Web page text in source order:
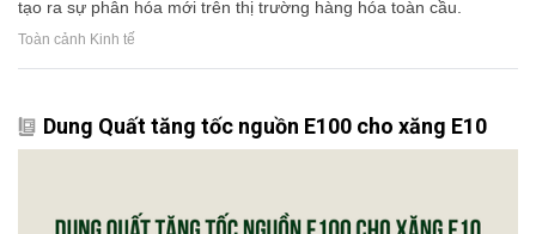
tạo ra sự phân hóa mới trên thị trường hàng hóa toàn cầu.
Toàn cảnh Kinh tế
Dung Quất tăng tốc nguồn E100 cho xăng E10